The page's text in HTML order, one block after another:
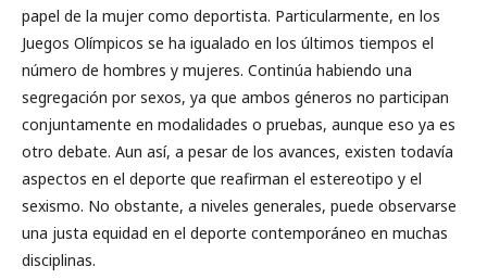
papel de la mujer como deportista. Particularmente, en los
Juegos Olímpicos se ha igualado en los últimos tiempos el
número de hombres y mujeres. Continúa habiendo una
segregación por sexos, ya que ambos géneros no participan
conjuntamente en modalidades o pruebas, aunque eso ya es
otro debate. Aun así, a pesar de los avances, existen todavía
aspectos en el deporte que reafirman el estereotipo y el
sexismo. No obstante, a niveles generales, puede observarse
una justa equidad en el deporte contemporáneo en muchas
disciplinas.